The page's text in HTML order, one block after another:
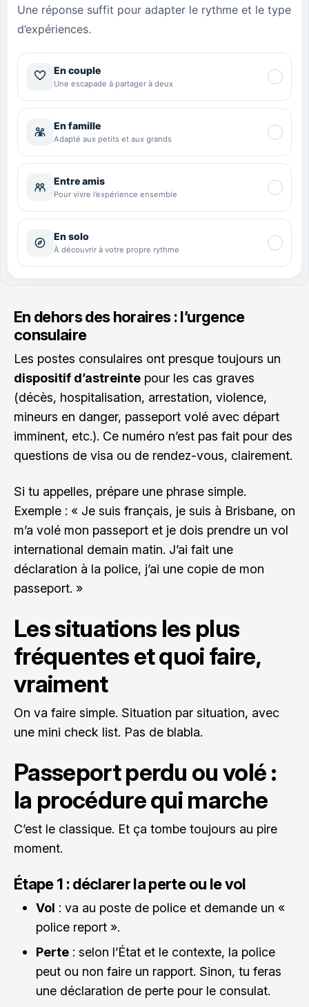
En dehors des horaires : l’urgence
consulaire
Les postes consulaires ont presque toujours un
dispositif d’astreinte pour les cas graves
(décès, hospitalisation, arrestation, violence,
mineurs en danger, passeport volé avec départ
imminent, etc.). Ce numéro n’est pas fait pour des
questions de visa ou de rendez-vous, clairement.
Si tu appelles, prépare une phrase simple.
Exemple : « Je suis français, je suis à Brisbane, on
m’a volé mon passeport et je dois prendre un vol
international demain matin. J’ai fait une
déclaration à la police, j’ai une copie de mon
passeport. »
Les situations les plus
fréquentes et quoi faire,
vraiment
On va faire simple. Situation par situation, avec
une mini check list. Pas de blabla.
Passeport perdu ou volé :
la procédure qui marche
C’est le classique. Et ça tombe toujours au pire
moment.
Étape 1 : déclarer la perte ou le vol
Vol : va au poste de police et demande un «
police report ».
Perte : selon l’État et le contexte, la police
peut ou non faire un rapport. Sinon, tu feras
une déclaration de perte pour le consulat.